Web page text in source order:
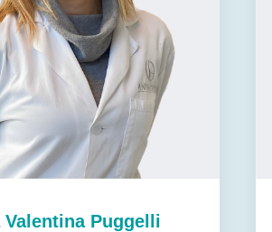
Valentina Puggelli